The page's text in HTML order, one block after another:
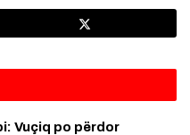
Vuçiq po përdor